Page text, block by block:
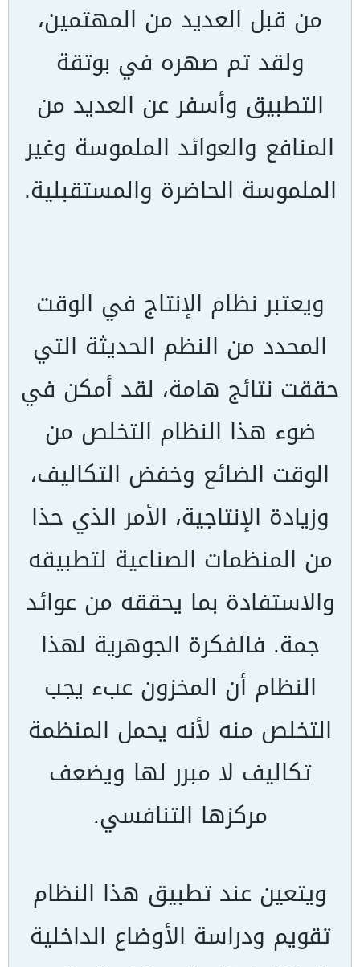
من قبل العديد من المهتمين،
ولقد تم صهره في بوتقة
التطبيق وأسفر عن العديد من
المنافع والعوائد الملموسة وغير
الملموسة الحاضرة والمستقبلية.
ويعتبر نظام الإنتاج في الوقت
المحدد من النظم الحديثة التي
حققت نتائج هامة، لقد أمكن في
ضوء هذا النظام التخلص من
الوقت الضائع وخفض التكاليف،
وزيادة الإنتاجية، الأمر الذي حذا
من المنظمات الصناعية لتطبيقه
والاستفادة بما يحققه من عوائد
جمة. فالفكرة الجوهرية لهذا
النظام أن المخزون عبء يجب
التخلص منه لأنه يحمل المنظمة
تكاليف لا مبرر لها ويضعف
مركزها التنافسي.
ويتعين عند تطبيق هذا النظام
تقويم ودراسة الأوضاع الداخلية